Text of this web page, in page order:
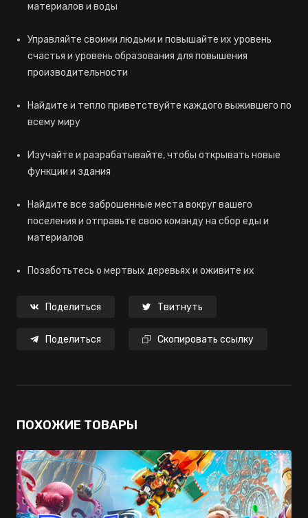
материалов и воды
Управляйте своими людьми и повышайте их уровень
счастья и уровень образования для повышения
производительности
Найдите и тепло приветствуйте каждого выжившего по
всему миру
Изучайте и разрабатывайте, чтобы открывать новые
функции и здания
Найдите все заброшенные места вокруг вашего
поселения и отправьте свою команду на сбор еды и
материалов
Позаботьтесь о мертвых деревьях и оживите их
Поделиться Твитнуть
Поделиться Скопировать ссылку
ПОХОЖИЕ ТОВАРЫ